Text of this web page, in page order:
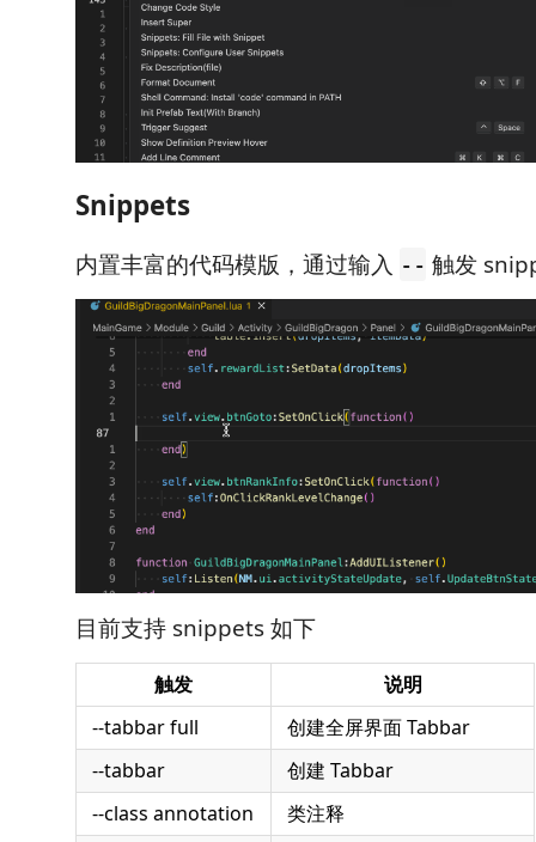
Snippets
内置丰富的代码模版，通过输入 -- 触发
目前支持 snippets 如下
触发
说明
--tabbar full
创建全屏界面 Tabbar
--tabbar
创建 Tabbar
--class annotation
类注释